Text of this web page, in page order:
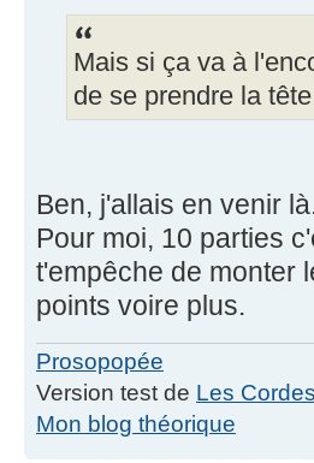
Mais si ça va à
de se prendre la
Ben, j'allais en venir
Pour moi, 10 parties
t'empêche de monter
points voire plus.
Prosopopée
Version test de Les
Mon blog théorique